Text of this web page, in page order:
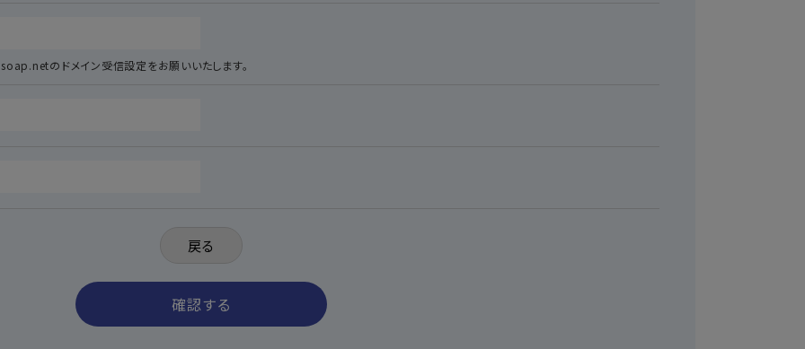
のドメイン受信設定をお願いいたします。
戻る
確認する